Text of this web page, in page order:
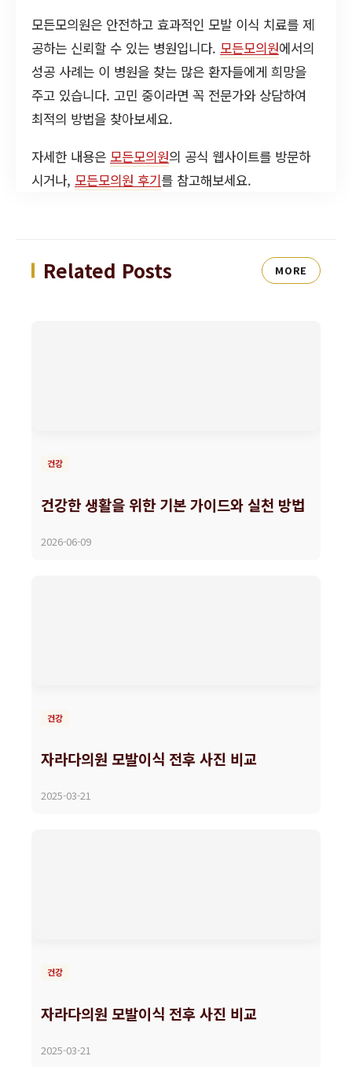
모든모의원은 안전하고 효과적인 모발 이식 치료를 제
공하는 신뢰할 수 있는 병원입니다. 모든모의원에서의
성공 사례는 이 병원을 찾는 많은 환자들에게 희망을
주고 있습니다. 고민 중이라면 꼭 전문가와 상담하여
최적의 방법을 찾아보세요.
자세한 내용은 모든모의원의 공식 웹사이트를 방문하
시거나, 모든모의원 후기를 참고해보세요.
Related Posts MORE
건강
건강한 생활을 위한 기본 가이드와 실천 방법
2026-06-09
건강
자라다의원 모발이식 전후 사진 비교
2025-03-21
건강
자라다의원 모발이식 전후 사진 비교
2025-03-21